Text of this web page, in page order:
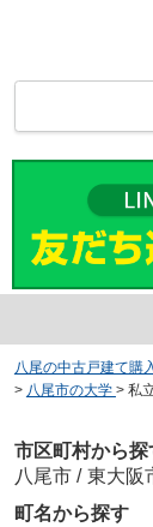
八尾の中古戸建て購
> 八尾市の大学 > 私
市区町村から探
八尾市 / 東大阪
町名から探す